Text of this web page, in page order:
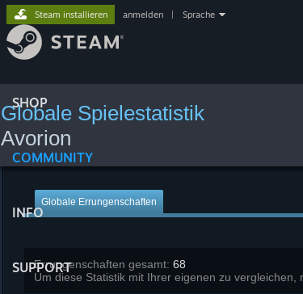
SHOP
COMMUNITY
INFO
SUPPORT
Steam installieren anmelden Sprache
Globale Spielestatistik
Avorion
Globale Errungenschaften
Errungenschaften gesamt: 68
Um diese Statistik mit Ihrer eigenen zu vergleichen,